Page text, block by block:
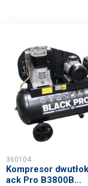
360104
Kompresor
ack Pro B3800B...